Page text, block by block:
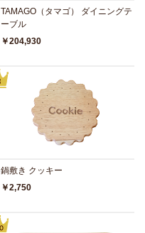
TAMAGO（タマゴ） ダイニングテ
ーブル
￥204,930
鍋敷き クッキー
￥2,750